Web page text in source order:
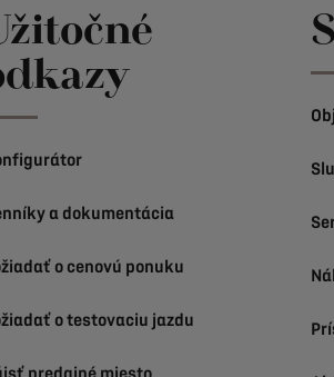
a dokumentácia
o cenovú ponuku
o testovaciu jazdu